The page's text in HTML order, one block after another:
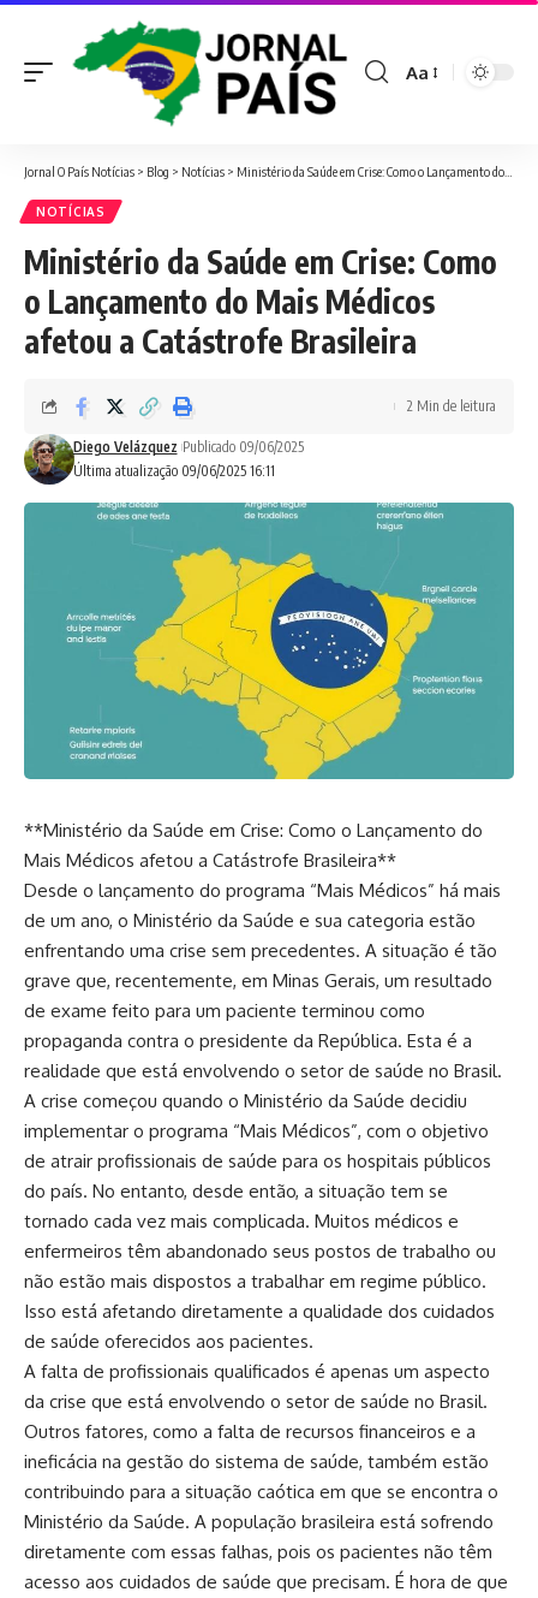
Font
Aa
Jornal O País Notícias > Blog > Notícias > Ministério da Saúde em Crise: Como o Lançamento do Mais Médicos afetou a Catástrofe Brasileira
NOTÍCIAS
Ministério da Saúde em Crise: Como
o Lançamento do Mais Médicos
afetou a Catástrofe Brasileira
Última atualização 09/06/2025 16:11
Diego Velázquez Publicado 09/06/2025
2 Min de leitura
**Ministério da Saúde em Crise: Como o Lançamento do
Mais Médicos afetou a Catástrofe Brasileira**
Desde o lançamento do programa “Mais Médicos” há mais
de um ano, o Ministério da Saúde e sua categoria estão
enfrentando uma crise sem precedentes. A situação é tão
grave que, recentemente, em Minas Gerais, um resultado
de exame feito para um paciente terminou como
propaganda contra o presidente da República. Esta é a
realidade que está envolvendo o setor de saúde no Brasil.
A crise começou quando o Ministério da Saúde decidiu
implementar o programa “Mais Médicos”, com o objetivo
de atrair profissionais de saúde para os hospitais públicos
do país. No entanto, desde então, a situação tem se
tornado cada vez mais complicada. Muitos médicos e
enfermeiros têm abandonado seus postos de trabalho ou
não estão mais dispostos a trabalhar em regime público.
Isso está afetando diretamente a qualidade dos cuidados
de saúde oferecidos aos pacientes.
A falta de profissionais qualificados é apenas um aspecto
da crise que está envolvendo o setor de saúde no Brasil.
Outros fatores, como a falta de recursos financeiros e a
ineficácia na gestão do sistema de saúde, também estão
contribuindo para a situação caótica em que se encontra o
Ministério da Saúde. A população brasileira está sofrendo
diretamente com essas falhas, pois os pacientes não têm
acesso aos cuidados de saúde que precisam. É hora de que